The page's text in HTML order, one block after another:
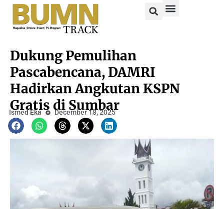
Dukung Pemulihan
Pascabencana, DAMRI
Hadirkan Angkutan KSPN
Gratis di Sumbar
Ismed Eka December 18, 2025